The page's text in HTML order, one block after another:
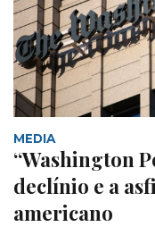
MEDIA
“Washington
declínio e a
americano